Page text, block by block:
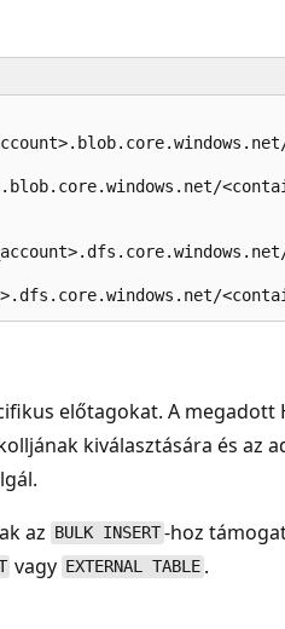
előtagokat. A megadott
kiválasztására és az
az BULK INSERT-hoz
vagy EXTERNAL TABLE .